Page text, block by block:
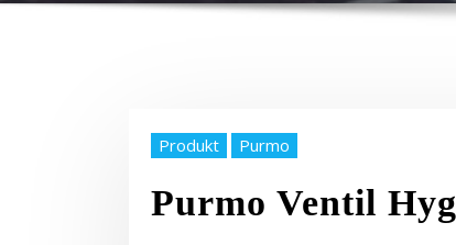
Produkt Purmo
Purmo Ventil